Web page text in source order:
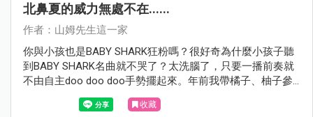
北鼻夏的威力無處不在......
作者：山姆先生這一家
你與小孩也是BABY SHARK狂粉嗎？很好奇為什麼小孩子聽
到BABY SHARK名曲就不哭了？太洗腦了，只要一播前奏就
不由自主doo doo doo手勢擺起來。年前我帶橘子、柚子參
加過BABY SHARK 活動，鯊魚寶寶家族一游出來帶動唱，此
起彼落的尖叫聲，全場嘟嘟嘟毫無冷場，我觀察花媽跟其他
收藏